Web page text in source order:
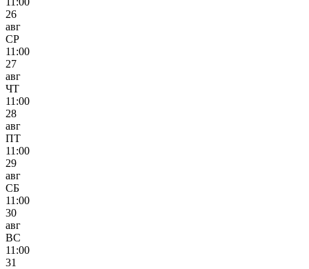
26
авг
СР
11:00
27
авг
ЧТ
11:00
28
авг
ПТ
11:00
29
авг
СБ
11:00
30
авг
ВС
11:00
31